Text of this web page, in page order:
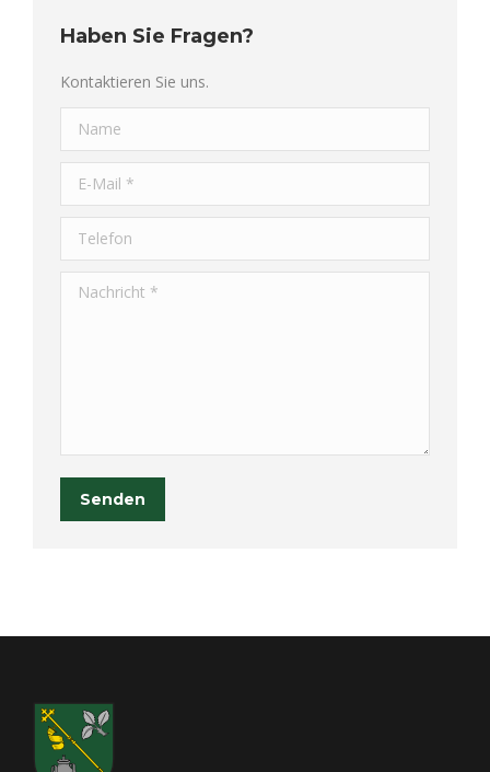
Haben Sie Fragen?
Kontaktieren Sie uns.
Name
E-Mail *
Telefon
Nachricht *
Senden